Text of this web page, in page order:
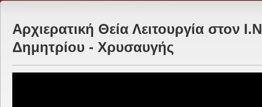
Αρχιερατική Θεία Λειτουργία στον
Δημητρίου - Χρυσαυγής